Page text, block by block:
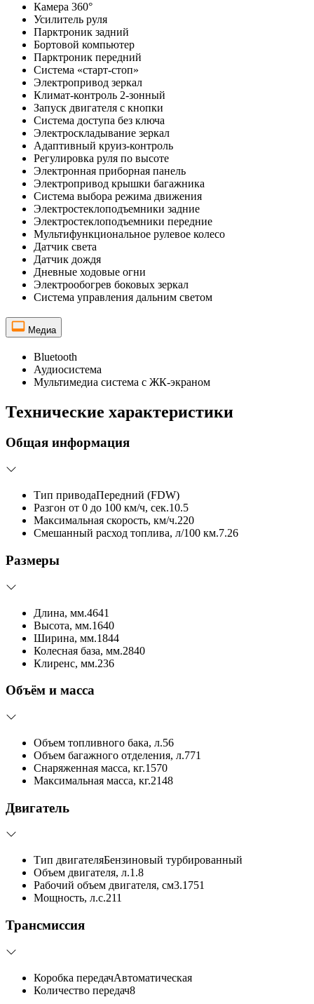
Камера 360°
Усилитель руля
Парктроник задний
Бортовой компьютер
Парктроник передний
Система «старт-стоп»
Электропривод зеркал
Климат-контроль 2-зонный
Запуск двигателя с кнопки
Система доступа без ключа
Электроскладывание зеркал
Адаптивный круиз-контроль
Регулировка руля по высоте
Электронная приборная панель
Электропривод крышки багажника
Система выбора режима движения
Электростеклоподъемники задние
Электростеклоподъемники передние
Мультифункциональное рулевое колесо
Датчик света
Датчик дождя
Дневные ходовые огни
Электрообогрев боковых зеркал
Система управления дальним светом
Медиа
Bluetooth
Аудиосистема
Мультимедиа система с ЖК-экраном
Технические характеристики
Общая информация
Тип приводаПередний (FDW)
Разгон от 0 до 100 км/ч, сек.10.5
Максимальная скорость, км/ч.220
Смешанный расход топлива, л/100 км.7.26
Размеры
Длина, мм.4641
Высота, мм.1640
Ширина, мм.1844
Колесная база, мм.2840
Клиренс, мм.236
Объём и масса
Объем топливного бака, л.56
Объем багажного отделения, л.771
Снаряженная масса, кг.1570
Максимальная масса, кг.2148
Двигатель
Тип двигателяБензиновый турбированный
Объем двигателя, л.1.8
Рабочий объем двигателя, см3.1751
Мощность, л.с.211
Трансмиссия
Коробка передачАвтоматическая
Количество передач8